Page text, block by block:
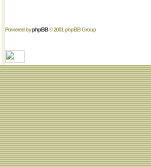
Powered byphpBB© 2001 phpBB Group